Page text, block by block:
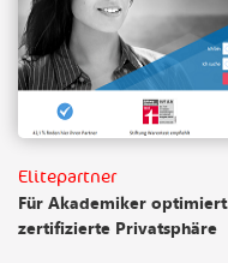
Elitepartner
Für Akademiker
zertifizierte Privatsphäre